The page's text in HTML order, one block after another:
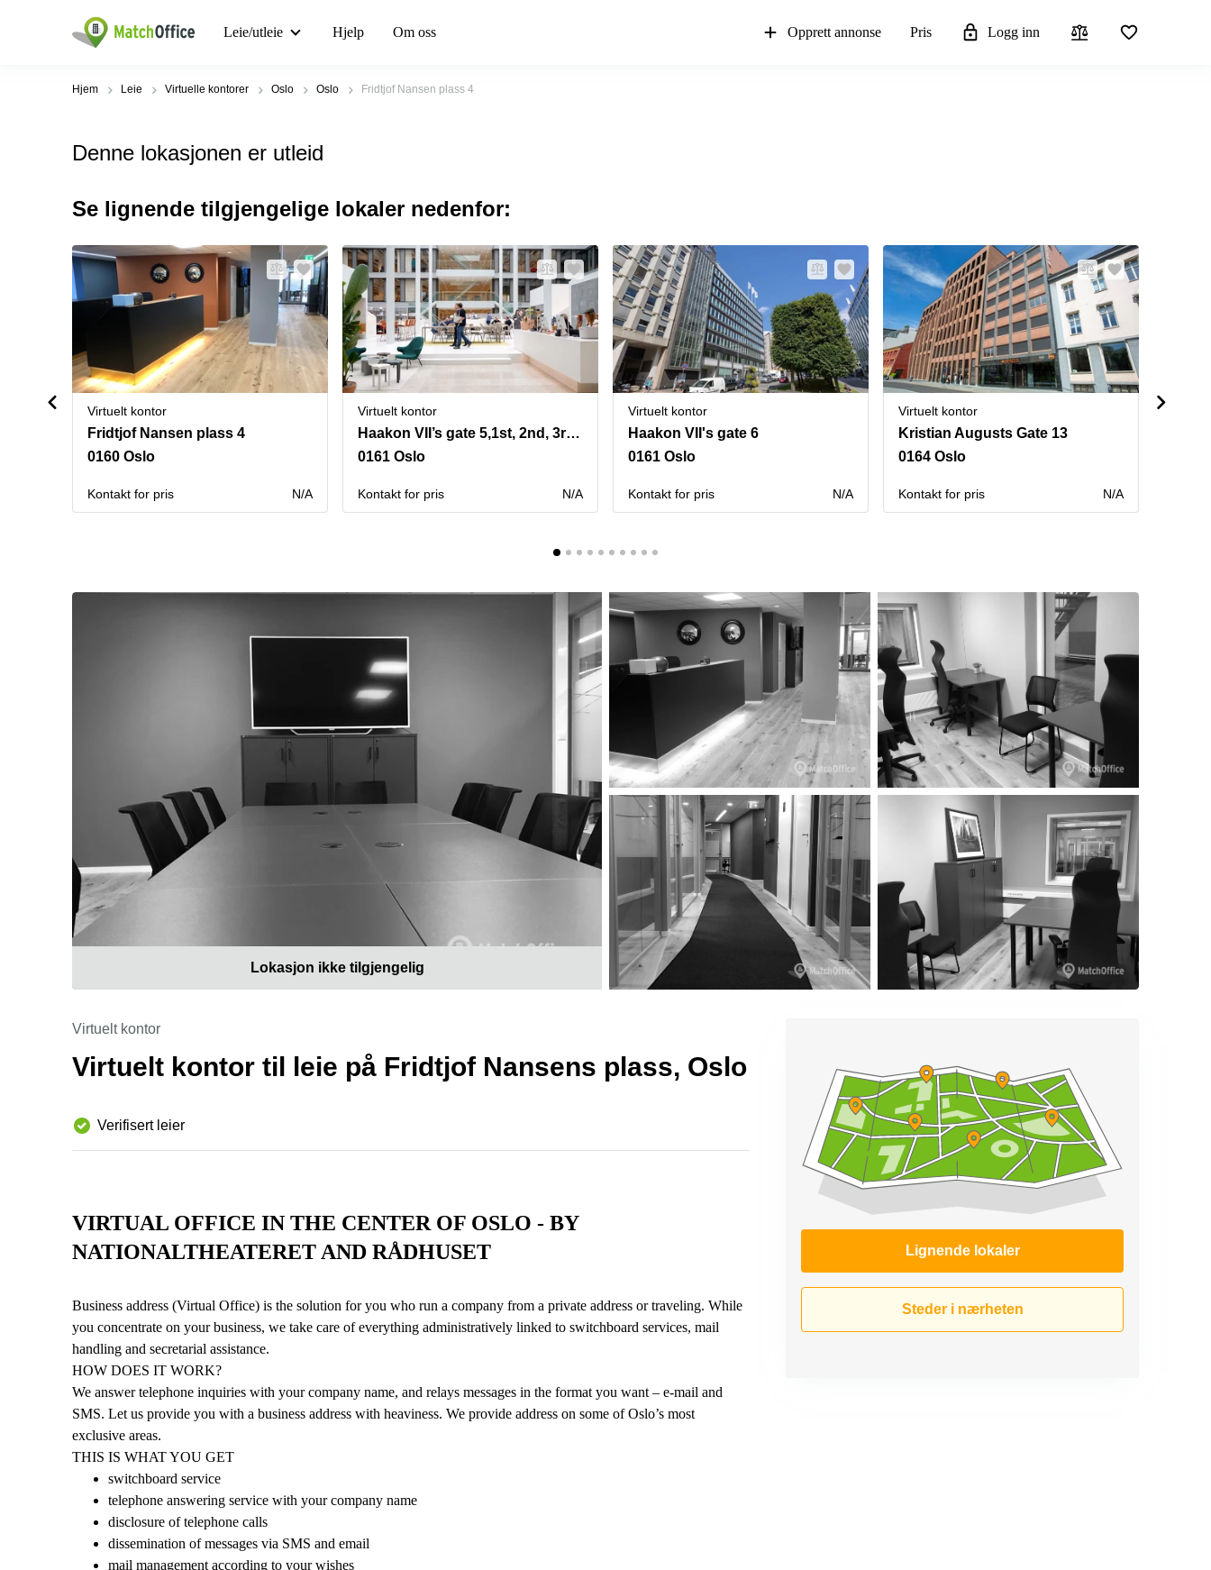
Leie/utleie Hjelp Om oss Opprett annonse Pris Logg inn
Hjem Leie Virtuelle kontorer Oslo Oslo Fridtjof Nansen plass 4
Denne lokasjonen er utleid
Se lignende tilgjengelige lokaler nedenfor:
Virtuelt kontor
Fridtjof Nansen plass 4
0160 Oslo
Kontakt for pris N/A
Virtuelt kontor
Haakon VII’s gate 5,1st, 2nd, 3rd and 4th Floors
0161 Oslo
Kontakt for pris N/A
Virtuelt kontor
Haakon VII's gate 6
0161 Oslo
Kontakt for pris N/A
Virtuelt kontor
Kristian Augusts Gate 13
0164 Oslo
Kontakt for pris N/A
Lokasjon ikke tilgjengelig
Virtuelt kontor
Virtuelt kontor til leie på Fridtjof Nansens plass, Oslo
Verifisert leier
Lignende lokaler
Steder i nærheten
VIRTUAL OFFICE IN THE CENTER OF OSLO - BY
NATIONALTHEATERET AND RÅDHUSET
Business address (Virtual Office) is the solution for you who run a company from a private address or traveling. While
you concentrate on your business, we take care of everything administratively linked to switchboard services, mail
handling and secretarial assistance.
HOW DOES IT WORK?
We answer telephone inquiries with your company name, and relays messages in the format you want – e-mail and
SMS. Let us provide you with a business address with heaviness. We provide address on some of Oslo’s most
exclusive areas.
THIS IS WHAT YOU GET
switchboard service
telephone answering service with your company name
disclosure of telephone calls
dissemination of messages via SMS and email
mail management according to your wishes